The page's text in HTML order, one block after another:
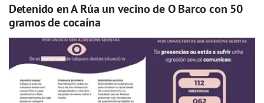
Detenido en A Rúa un vecino de O Barco con 50
gramos de cocaína